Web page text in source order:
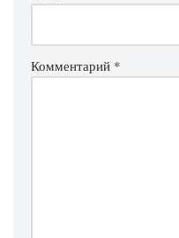
Комментарий *